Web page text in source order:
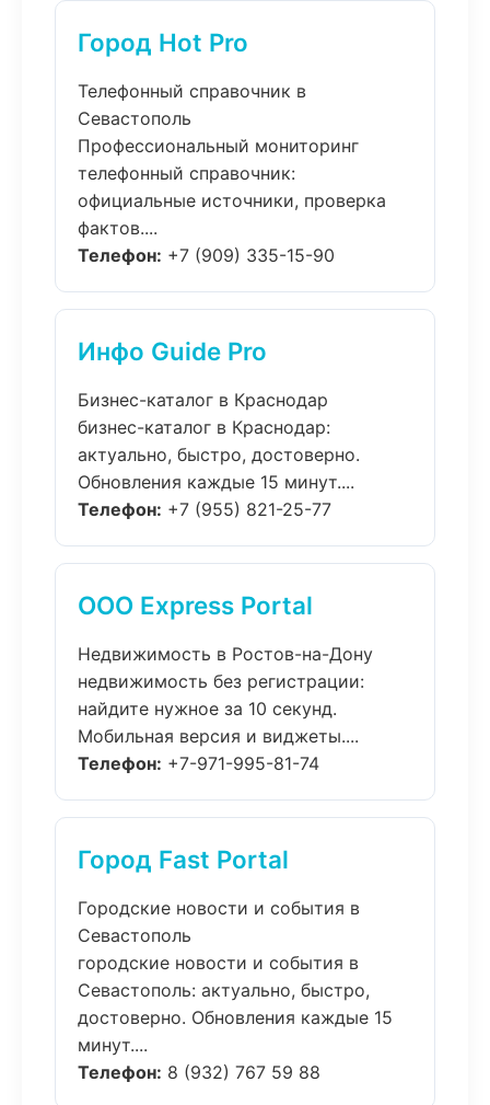
Город Hot Pro
Телефонный справочник в
Севастополь
Профессиональный мониторинг
телефонный справочник:
официальные источники, проверка
фактов....
Телефон: +7 (909) 335-15-90
Инфо Guide Pro
Бизнес-каталог в Краснодар
бизнес-каталог в Краснодар:
актуально, быстро, достоверно.
Обновления каждые 15 минут....
Телефон: +7 (955) 821-25-77
ООО Express Portal
Недвижимость в Ростов-на-Дону
недвижимость без регистрации:
найдите нужное за 10 секунд.
Мобильная версия и виджеты....
Телефон: +7-971-995-81-74
Город Fast Portal
Городские новости и события в
Севастополь
городские новости и события в
Севастополь: актуально, быстро,
достоверно. Обновления каждые 15
минут....
Телефон: 8 (932) 767 59 88